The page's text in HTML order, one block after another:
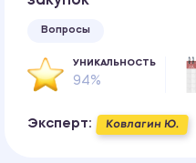
Вопросы
УНИКАЛЬНОСТЬ
94%
Эксперт: Ковлагин Ю.